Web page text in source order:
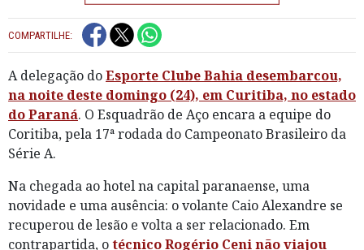
COMPARTILHE:
A delegação doEsporte Clube Bahia desembarcou,
na noite deste domingo (24), em Curitiba, no estado
do Paraná. O Esquadrão de Aço encara a equipe do
Coritiba, pela 17ª rodada do Campeonato Brasileiro da
Série A.
Na chegada ao hotel na capital paranaense, uma
novidade e uma ausência: o volante Caio Alexandre se
recuperou de lesão e volta a ser relacionado. Em
contrapartida, otécnico Rogério Ceni não viajou